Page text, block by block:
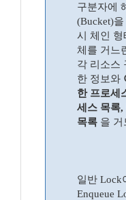
구분자에
(Bucket)
시 체인 형
체를 거느
각 리소스
한 정보와
한 프로세
세스 목록,
목록 을 거
일반 Lock
Enqueue